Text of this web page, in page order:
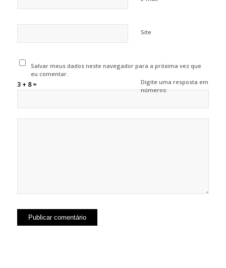
Site
Salvar meus dados neste navegador para a próxima vez que
eu comentar.
Digite uma resposta em
números:
3 + 8 =